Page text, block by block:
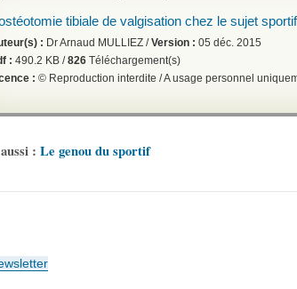
tibiale de valgisation chez le sujet sportif
: Dr Arnaud MULLIEZ /Version : 05 déc. 2015
: 490.2 KB /826 Téléchargement(s)
: © Reproduction interdite / A usage personnel
:Le genou du sportif